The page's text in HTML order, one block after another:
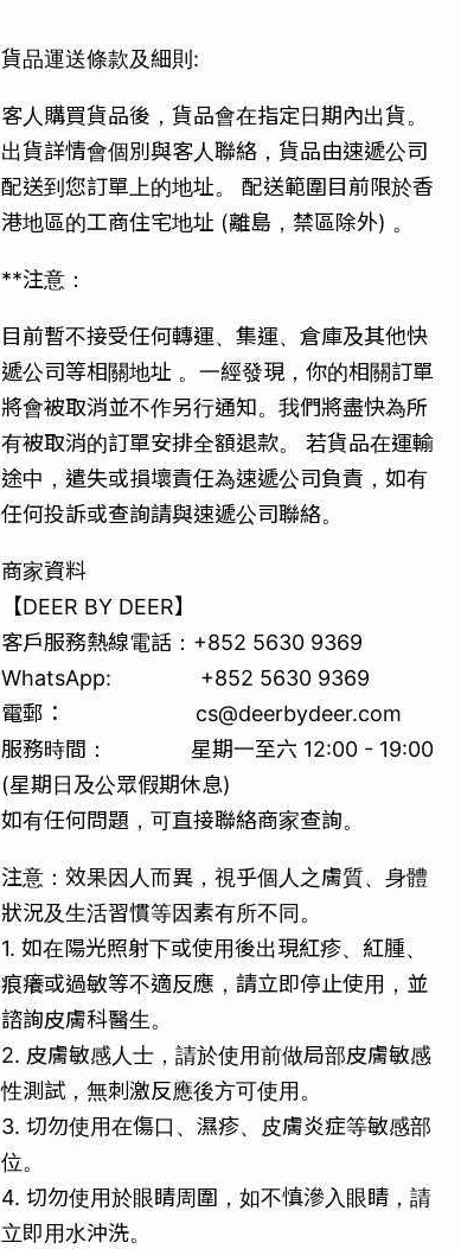
貨品運送條款及細則:
客人購買貨品後，貨品會在指定日期內出貨。
出貨詳情會個別與客人聯絡，貨品由速遞公司
配送到您訂單上的地址。 配送範圍目前限於香
港地區的工商住宅地址 (離島，禁區除外) 。
**注意：
目前暫不接受任何轉運、集運、倉庫及其他快
遞公司等相關地址 。一經發現，你的相關訂單
將會被取消並不作另行通知。我們將盡快為所
有被取消的訂單安排全額退款。 若貨品在運輸
途中，遣失或損壞責任為速遞公司負責，如有
任何投訴或查詢請與速遞公司聯絡。
商家資料
【DEER BY DEER】
客戶服務熱線電話：+852 5630 9369
WhatsApp: +852 5630 9369
電郵： cs@deerbydeer.com
服務時間： 星期一至六 12:00 - 19:00
(星期日及公眾假期休息)
如有任何問題，可直接聯絡商家查詢。
注意：效果因人而異，視乎個人之膚質、身體
狀況及生活習慣等因素有所不同。
1. 如在陽光照射下或使用後出現紅疹、紅腫、
痕癢或過敏等不適反應，請立即停止使用，並
諮詢皮膚科醫生。
2. 皮膚敏感人士，請於使用前做局部皮膚敏感
性測試，無刺激反應後方可使用。
3. 切勿使用在傷口、濕疹、皮膚炎症等敏感部
位。
4. 切勿使用於眼睛周圍，如不慎滲入眼睛，請
立即用水沖洗。